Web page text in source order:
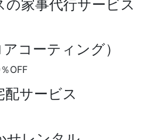
家事代行サービス
コーティング）
OFF
サービス